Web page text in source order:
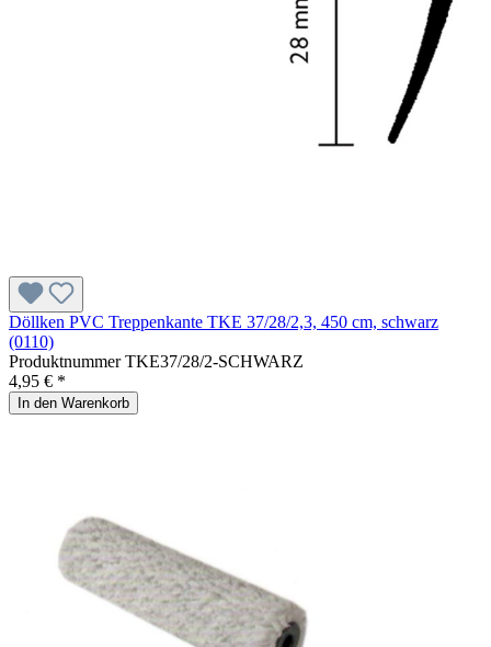
Döllken PVC Treppenkante TKE 37/28/2,3, 450 cm, schwarz
(0110)
ProduktnummerTKE37/28/2-SCHWARZ
4,95 € *
In den Warenkorb